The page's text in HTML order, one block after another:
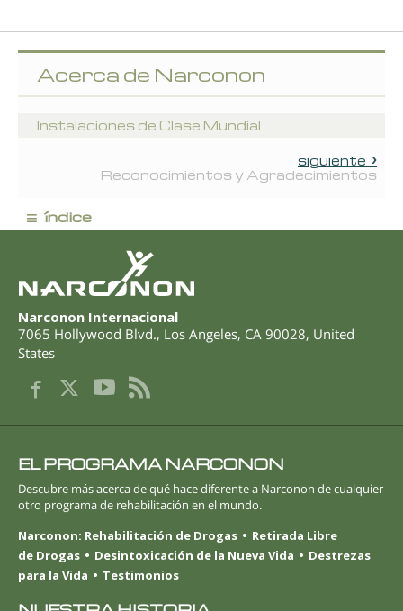
Acerca de Narconon
Instalaciones de Clase Mundial
siguiente
Reconocimientos y Agradecimientos
≡ índice
Narconon Internacional
7065 Hollywood Blvd., Los Angeles, CA 90028, United
States
EL PROGRAMA NARCONON
Descubre más acerca de qué hace diferente a Narconon de cualquier
otro programa de rehabilitación en el mundo.
Narconon: Rehabilitación de Drogas
Retirada Libre
de Drogas
Desintoxicación de la Nueva Vida
Destrezas
para la Vida
Testimonios